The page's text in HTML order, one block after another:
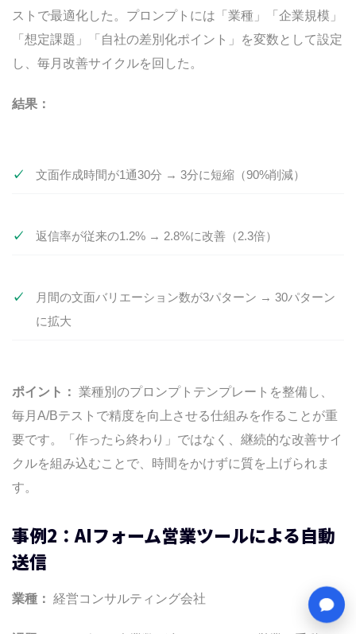
ストで最適化した。プロンプトには「業種」「企業規模」
「想定課題」「自社の差別化ポイント」を変数として設定
し、毎月改善サイクルを回した。
結果：
文面作成時間が1通30分 → 3分に短縮（90%削減）
返信率が従来の1.2% → 2.8%に改善（2.3倍）
月間の文面バリエーション数が3パターン → 30パターン
に拡大
ポイント： 業種別のプロンプトテンプレートを整備し、
毎月A/Bテストで精度を向上させる仕組みを作ることが重
要です。「作ったら終わり」ではなく、継続的な改善サイ
クルを組み込むことで、時間をかけずに質を上げられま
す。
事例2：AIフォーム営業ツールによる自動
送信
業種： 経営コンサルティング会社